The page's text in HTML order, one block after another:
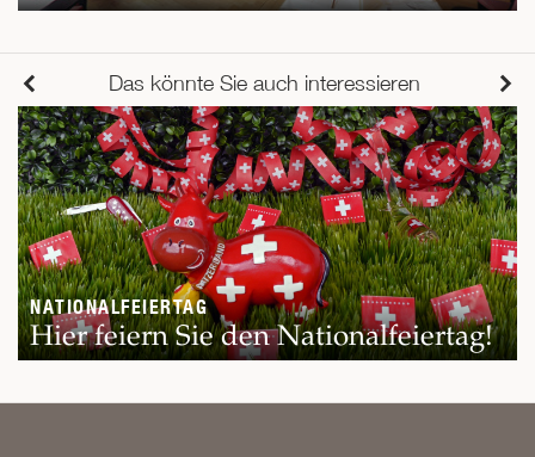
Das könnte Sie auch interessieren
NATIONALFEIERTAG
Hier feiern Sie den Nationalfeiertag!